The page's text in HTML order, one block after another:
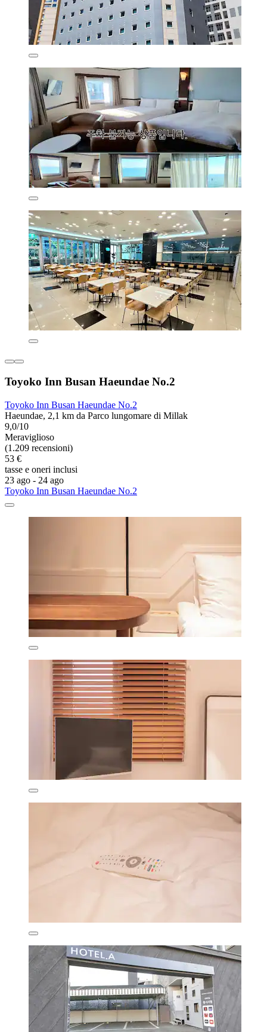
Toyoko Inn Busan Haeundae No.2
Toyoko Inn Busan Haeundae No.2
Haeundae, 2,1 km da Parco lungomare di Millak
9,0/10
Meraviglioso
(1.209 recensioni)
53 €
tasse e oneri inclusi
23 ago - 24 ago
Toyoko Inn Busan Haeundae No.2